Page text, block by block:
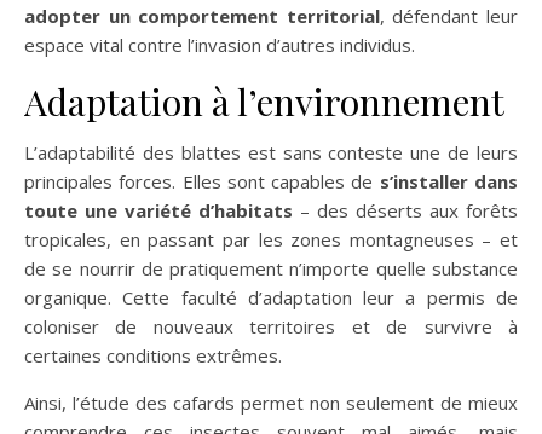
adopter un comportement territorial, défendant leur
espace vital contre l’invasion d’autres individus.
Adaptation à l’environnement
L’adaptabilité des blattes est sans conteste une de leurs
principales forces. Elles sont capables de s’installer dans
toute une variété d’habitats – des déserts aux forêts
tropicales, en passant par les zones montagneuses – et
de se nourrir de pratiquement n’importe quelle substance
organique. Cette faculté d’adaptation leur a permis de
coloniser de nouveaux territoires et de survivre à
certaines conditions extrêmes.
Ainsi, l’étude des cafards permet non seulement de mieux